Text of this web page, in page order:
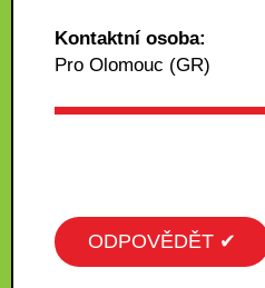
Kontaktní osoba:
Pro Olomouc (GR)
ODPOVĚDĚT ✔